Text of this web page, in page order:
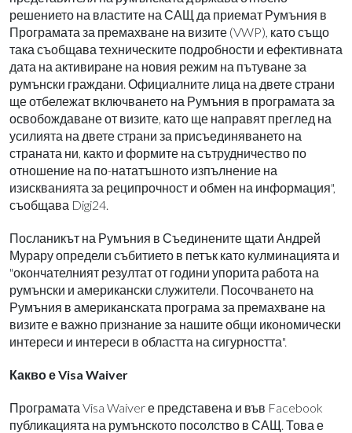
решението на властите на САЩ да приемат Румъния в
Програмата за премахване на визите (VWP), като също
така съобщава техническите подробности и ефективната
дата на активиране на новия режим на пътуване за
румънски граждани. Официалните лица на двете страни
ще отбележат включването на Румъния в програмата за
освобождаване от визите, като ще направят преглед на
усилията на двете страни за присъединяването на
страната ни, както и формите на сътрудничество по
отношение на по-нататъшното изпълнение на
изискванията за реципрочност и обмен на информация",
съобщава Digi24.
Посланикът на Румъния в Съединените щати Андрей
Мурару определи събитието в петък като кулминацията и
"окончателният резултат от години упорита работа на
румънски и американски служители. Посочването на
Румъния в американската програма за премахване на
визите е важно признание за нашите общи икономически
интереси и интереси в областта на сигурността".
Какво е Visa Waiver
Програмата Visa Waiver е представена и във Facebook
публикацията на румънското посолство в САЩ. Това е